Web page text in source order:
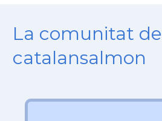
La comunitat de
catalansalmon